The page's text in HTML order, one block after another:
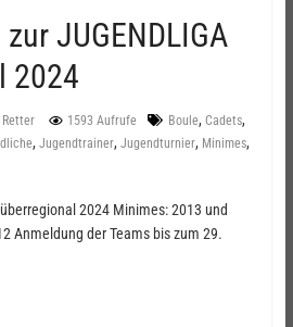
zur JUGENDLIGA
2024
Retter 1593 Aufrufe Boule, Cadets,
, Jugendtrainer, Jugendturnier, Minimes,
2024 Minimes: 2013 und
Anmeldung der Teams bis zum 29.